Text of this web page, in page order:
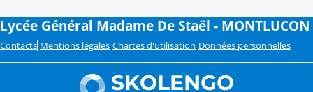
Lycée Général Madame De Staël - MONTLUCON
Contacts Mentions légales Chartes d'utilisation Données personnelles